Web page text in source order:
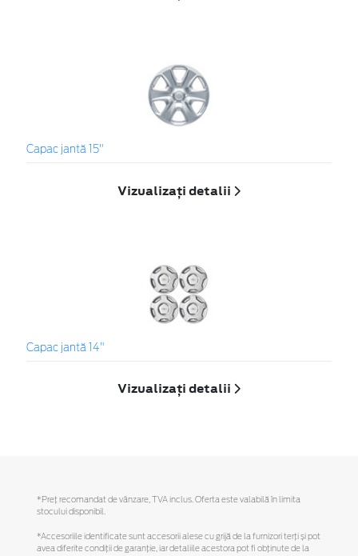
Capac jantă 15"
Vizualizați detalii
Capac jantă 14"
Vizualizați detalii
*Preţ recomandat de vânzare, TVA inclus. Oferta este valabilă în limita
stocului disponibil.
*Accesoriile identificate sunt accesorii alese cu grijă de la furnizori terți și pot
avea diferite condiții de garanție, iar detaliile acestora pot fi obținute de la